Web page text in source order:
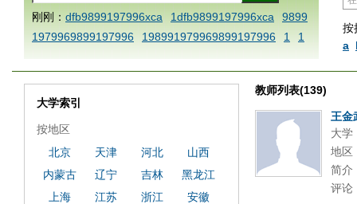
按
a
刚刚： dfb9899197996xca 1dfb9899197996xca
9899
1979969899197996
198991979969899197996 1
1
AAABBBCCCdefine blablaenddefine dfbxyzendtemplat
1dfbmath key98991 methodmultiply operand97996x
1dfbxca12
3
1dfbzzzzzzzzbbbccccdddeeexcareplacezo
b 9899197996 xca
AAABBBCCCdefine blablaenddefin
e dfbxyzendtemplate dfbCCCBBBAAA
dfb989919
7996x
dfbabctitlexca
dfbmath key98991 methodmulti
教师列表(139)
王金
大学
地区
简介
评论
大学索引
按地区
北京
天津 河北
山西
内蒙古
辽宁 吉林
黑龙江
上海
江苏 浙江
安徽